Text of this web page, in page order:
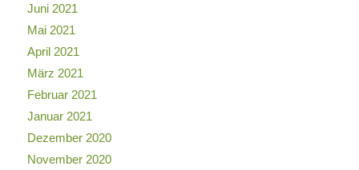
Juni 2021
Mai 2021
April 2021
März 2021
Februar 2021
Januar 2021
Dezember 2020
November 2020